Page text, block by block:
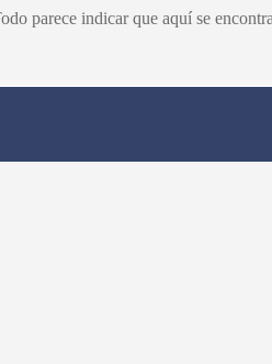
parece indicar que aquí se